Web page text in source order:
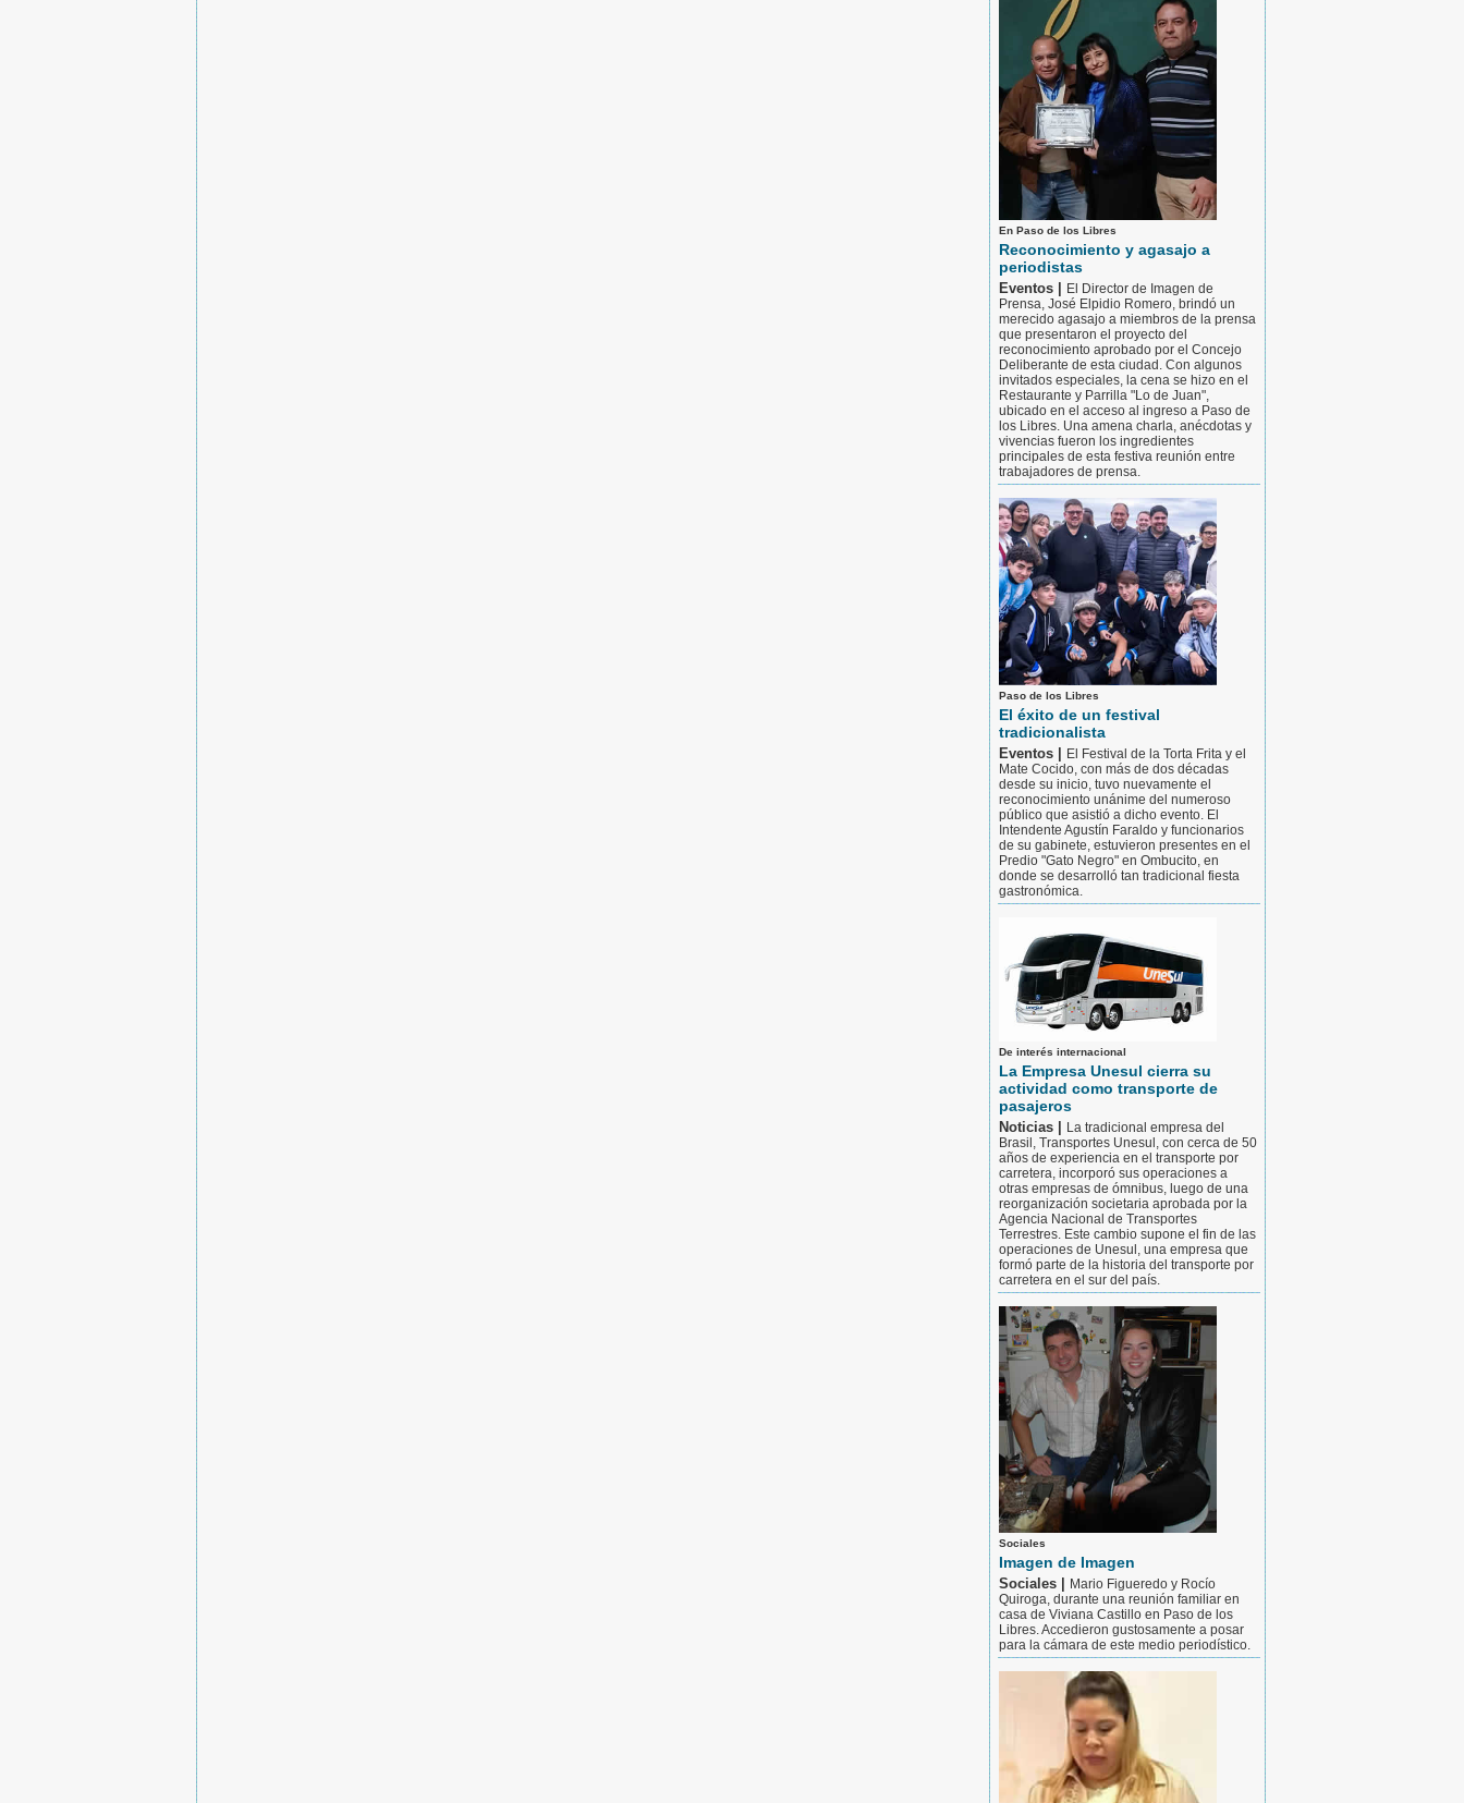
En Paso de los Libres
Reconocimiento y agasajo a
periodistas
Eventos |
El Director de Imagen de
Prensa, José Elpidio Romero, brindó un
merecido agasajo a miembros de la prensa
que presentaron el proyecto del
reconocimiento aprobado por el Concejo
Deliberante de esta ciudad. Con algunos
invitados especiales, la cena se hizo en el
Restaurante y Parrilla "Lo de Juan",
ubicado en el acceso al ingreso a Paso de
los Libres. Una amena charla, anécdotas y
vivencias fueron los ingredientes
principales de esta festiva reunión entre
trabajadores de prensa.
Paso de los Libres
El éxito de un festival
tradicionalista
Eventos |
El Festival de la Torta Frita y el
Mate Cocido, con más de dos décadas
desde su inicio, tuvo nuevamente el
reconocimiento unánime del numeroso
público que asistió a dicho evento. El
Intendente Agustín Faraldo y funcionarios
de su gabinete, estuvieron presentes en el
Predio "Gato Negro" en Ombucito, en
donde se desarrolló tan tradicional fiesta
gastronómica.
De interés internacional
La Empresa Unesul cierra su
actividad como transporte de
pasajeros
Noticias |
La tradicional empresa del
Brasil, Transportes Unesul, con cerca de 50
años de experiencia en el transporte por
carretera, incorporó sus operaciones a
otras empresas de ómnibus, luego de una
reorganización societaria aprobada por la
Agencia Nacional de Transportes
Terrestres. Este cambio supone el fin de las
operaciones de Unesul, una empresa que
formó parte de la historia del transporte por
carretera en el sur del país.
Sociales
Imagen de Imagen
Sociales |
Mario Figueredo y Rocío
Quiroga, durante una reunión familiar en
casa de Viviana Castillo en Paso de los
Libres. Accedieron gustosamente a posar
para la cámara de este medio periodístico.